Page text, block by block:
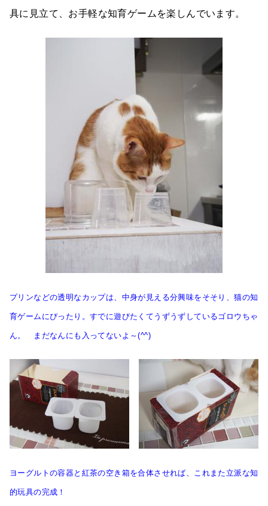
具に見立て、お手軽な知育ゲームを楽しんでいます。
プリンなどの透明なカップは、中身が見える分興味をそそり、猫の知
育ゲームにぴったり。すでに遊びたくてうずうずしているゴロウちゃ
ん。 まだなんにも入ってないよ～(^^)
ヨーグルトの容器と紅茶の空き箱を合体させれば、これまた立派な知
的玩具の完成！